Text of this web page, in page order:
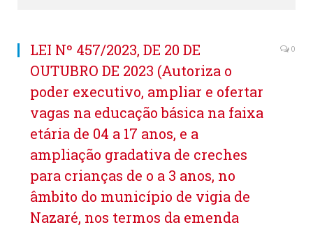
LEI Nº 457/2023, DE 20 DE
OUTUBRO DE 2023 (Autoriza o
poder executivo, ampliar e ofertar
vagas na educação básica na faixa
etária de 04 a 17 anos, e a
ampliação gradativa de creches
para crianças de o a 3 anos, no
âmbito do município de vigia de
Nazaré, nos termos da emenda
0